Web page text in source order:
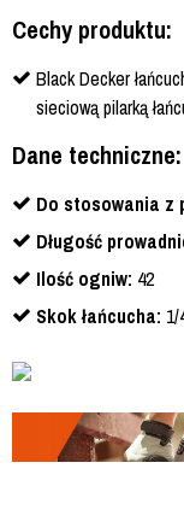
Cechy produktu:
Black Decker
sieciową pilarką
Dane techniczne:
Do stosowania
Długość
Ilość ogniw: 42
Skok łańcucha: